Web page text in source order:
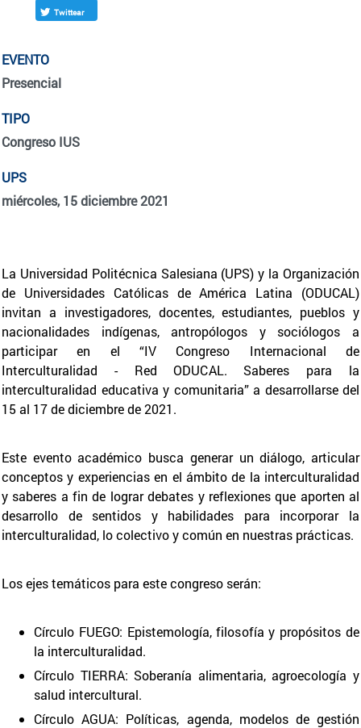
Twittear
EVENTO
Presencial
TIPO
Congreso IUS
UPS
miércoles, 15 diciembre 2021
La Universidad Politécnica Salesiana (UPS) y la Organización
de Universidades Católicas de América Latina (ODUCAL)
invitan a investigadores, docentes, estudiantes, pueblos y
nacionalidades indígenas, antropólogos y sociólogos a
participar en el “IV Congreso Internacional de
Interculturalidad - Red ODUCAL. Saberes para la
interculturalidad educativa y comunitaria” a desarrollarse del
15 al 17 de diciembre de 2021.
Este evento académico busca generar un diálogo, articular
conceptos y experiencias en el ámbito de la interculturalidad
y saberes a fin de lograr debates y reflexiones que aporten al
desarrollo de sentidos y habilidades para incorporar la
interculturalidad, lo colectivo y común en nuestras prácticas.
Los ejes temáticos para este congreso serán:
Círculo FUEGO: Epistemología, filosofía y propósitos de
la interculturalidad.
Círculo TIERRA: Soberanía alimentaria, agroecología y
salud intercultural.
Círculo AGUA: Políticas, agenda, modelos de gestión